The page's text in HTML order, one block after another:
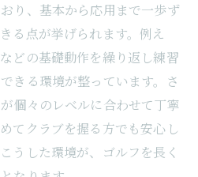
り、基本から応用まで一歩ず
る点が挙げられます。例え
どの基礎動作を繰り返し練習
きる環境が整っています。さ
個々のレベルに合わせて丁寧
てクラブを握る方でも安心し
うした環境が、ゴルフを長く